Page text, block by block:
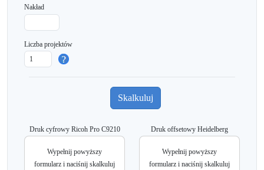
Nakład
Liczba projektów
Druk cyfrowy Ricoh Pro C9210
Wypełnij powyższy
formularz i naciśnij skalkuluj
Druk offsetowy Heidelberg
Wypełnij powyższy
formularz i naciśnij skalkuluj